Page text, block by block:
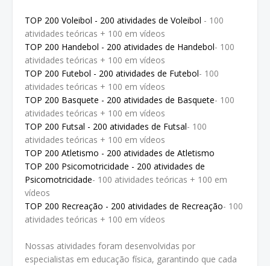
TOP 200 Voleibol - 200 atividades de Voleibol - 100
atividades teóricas + 100 em vídeos
TOP 200 Handebol - 200 atividades de Handebol- 100
atividades teóricas + 100 em vídeos
TOP 200 Futebol - 200 atividades de Futebol- 100
atividades teóricas + 100 em vídeos
TOP 200 Basquete - 200 atividades de Basquete- 100
atividades teóricas + 100 em vídeos
TOP 200 Futsal - 200 atividades de Futsal- 100
atividades teóricas + 100 em vídeos
TOP 200 Atletismo - 200 atividades de Atletismo
TOP 200 Psicomotricidade - 200 atividades de
Psicomotricidade- 100 atividades teóricas + 100 em
vídeos
TOP 200 Recreação - 200 atividades de Recreação- 100
atividades teóricas + 100 em vídeos
Nossas atividades foram desenvolvidas por
especialistas em educação física, garantindo que cada